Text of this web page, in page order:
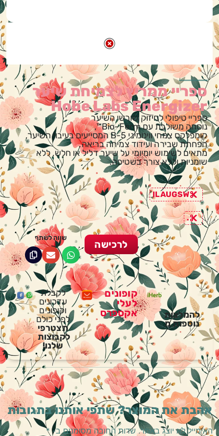
ספריי ממריץ לצמיחת שיער
Hobe Labs Energizer
ספריי טיפולי לחיזוק שורשי השיער
נוסחה משולבת עם Bio-Ferm™,
קומפלקס צמחי וויטמיני B-5 המסייעים בעיבוי השיער,
הפחתת שבירה ועידוד צמיחה בריאה.
מתאים לשימוש יומיומי על שיער דליל או חלש, ללא
שומניות וללא צורך בשטיפה.
ILAUGSW
.
שווה לשתף
לרכישה
להמלצות
נוספות מ
לקבלת
עדכונים
וקופונים
לפני כולם
תצטרפי
לקבוצות
שלנו!
קופונים
לעלי
אקספרס
אהבת את המוצר? שתפי אותנו בתגובות
האימייל לא יוצג באתר. שדות החובה מסומנים ב- *